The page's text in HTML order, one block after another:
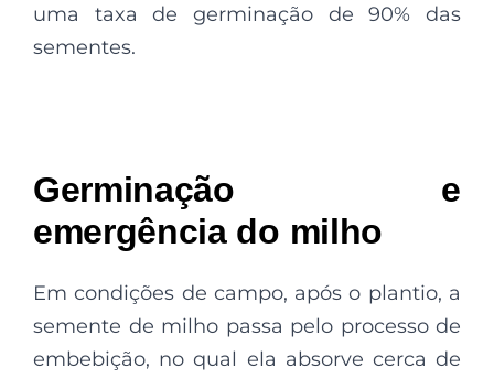
uma taxa de germinação de 90% das
sementes.
Germinação e
emergência do milho
Em condições de campo, após o plantio, a
semente de milho passa pelo processo de
embebição, no qual ela absorve cerca de